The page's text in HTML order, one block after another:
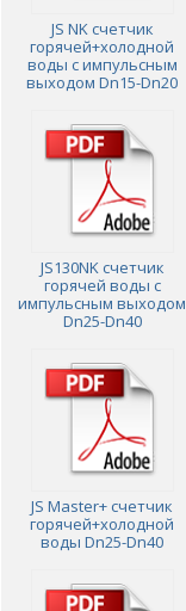
JS NK счетчик
горячей+холодной
воды с импульсным
выходом Dn15-Dn20
JS130NK счетчик
горячей воды с
импульсным выходом
Dn25-Dn40
JS Master+ счетчик
горячей+холодной
воды Dn25-Dn40